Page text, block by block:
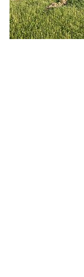
&
Equality,
Climate
Increase in